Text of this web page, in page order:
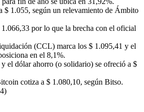
$ 1.055, según un relevamiento de Ámbito
por lo que la brecha con el oficial
(CCL) marca los $ 1.095,41 y el
en el 8,1%.
el dólar ahorro (o solidario) se ofreció a $
cotiza a $ 1.080,10, según Bitso.